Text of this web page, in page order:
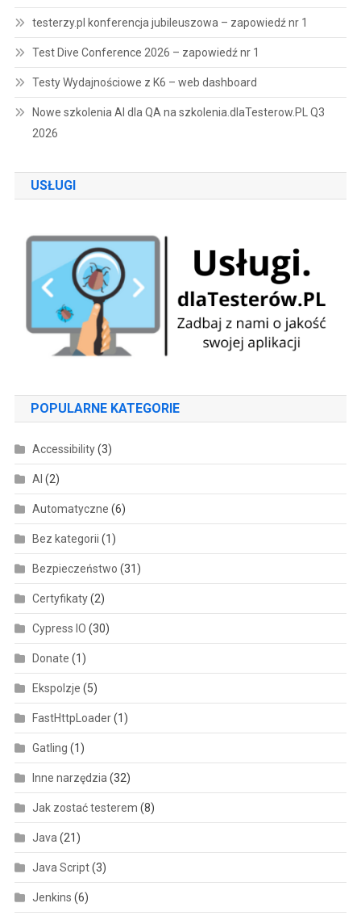
testerzy.pl konferencja jubileuszowa – zapowiedź nr 1
Test Dive Conference 2026 – zapowiedź nr 1
Testy Wydajnościowe z K6 – web dashboard
Nowe szkolenia AI dla QA na szkolenia.dlaTesterow.PL Q3
2026
USŁUGI
POPULARNE KATEGORIE
Accessibility(3)
AI (2)
Automatyczne (6)
Bez kategorii (1)
Bezpieczeństwo (31)
Certyfikaty(2)
Cypress IO (30)
Donate (1)
Ekspolzje (5)
FastHttpLoader(1)
Gatling (1)
Inne narzędzia(32)
Jak zostać testerem (8)
Java(21)
Java Script(3)
Jenkins (6)